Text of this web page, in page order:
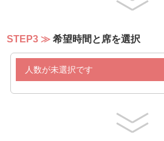
STEP3 希望時間と席を選択
人数が未選択です